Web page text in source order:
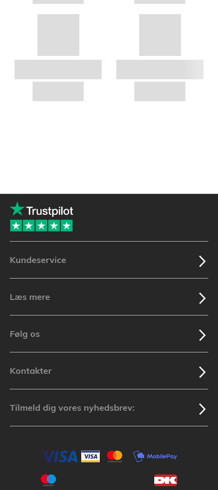
Kundeservice
Læs mere
Følg os
Kontakter
Tilmeld dig vores nyhedsbrev: